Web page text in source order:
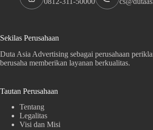
Sekilas Perusahaan
Duta Asia Advertising sebagai perusahaan
berusaha memberikan layanan berkualitas.
Tautan Perusahaan
Tentang
Legalitas
Visi dan Misi